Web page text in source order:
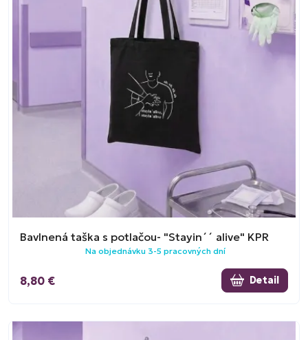
Bavlnená taška s potlačou- "Stayin´´ alive" KPR
Na objednávku 3-5 pracovných dní
8,80 € Detail